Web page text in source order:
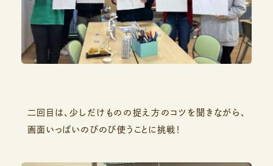
二回目は、少しだけものの捉え方のコツを聞きながら、
画面いっぱいのびのび使うことに挑戦！